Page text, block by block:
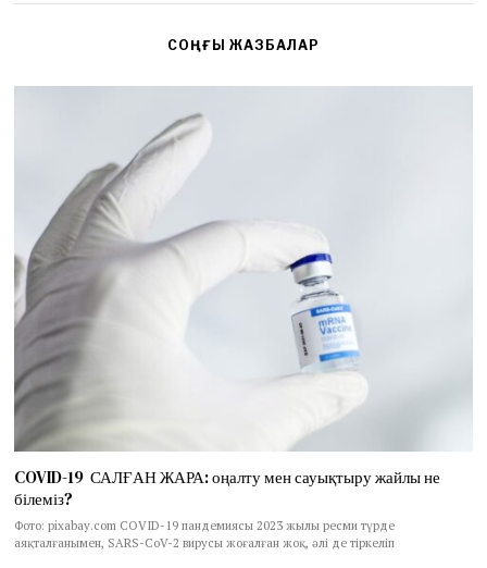
СОҢҒЫ ЖАЗБАЛАР
COVID-19 САЛҒАН ЖАРА: оңалту мен сауықтыру жайлы не
білеміз?
Фото: pixabay.com COVID-19 пандемиясы 2023 жылы ресми түрде
аяқталғанымен, SARS-CoV-2 вирусы жоғалған жоқ, әлі де тіркеліп